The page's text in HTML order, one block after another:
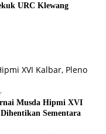
URC Klewang
Musda Hipmi XVI
Sementara